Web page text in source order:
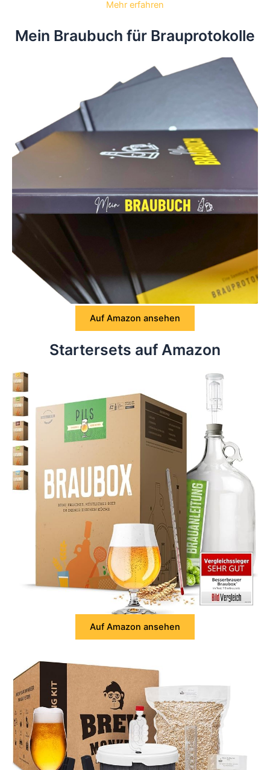
Mehr erfahren
Mein Braubuch für Brauprotokolle
Auf Amazon ansehen
Startersets auf Amazon
Auf Amazon ansehen